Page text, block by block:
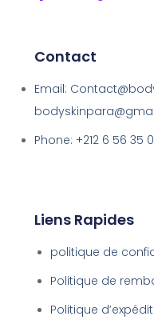
Contact
Email:
Phone: +212 6 56 35
Liens Rapides
politique de
Politique de
Politique